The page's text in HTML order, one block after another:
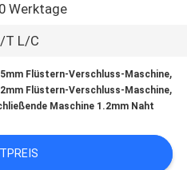
Werktage
T L/C
Flüstern-Verschluss-Maschine,
Flüstern-Verschluss-Maschine,
Maschine 1.2mm Naht